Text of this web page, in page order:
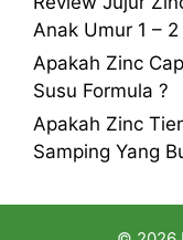
Anak Umur 1 –
Apakah Zinc
Susu Formula ?
Apakah Zinc
Samping Yang